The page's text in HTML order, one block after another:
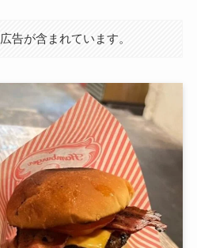
告が含まれています。